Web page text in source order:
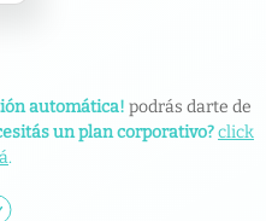
automática! podrás darte de
un plan corporativo?click
.